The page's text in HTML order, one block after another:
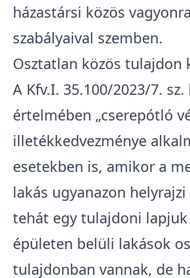
tranzakciókra hivatkozik,
§-át próbáljuk értelmezni,
az adóhatóság több
belüli értékesítéseket
Házastársként ingatlan-
tulajdonos voltam,
kedvezményre?
A Kúria Kfv.V.35.153/
precedensképes ítélete
illetékügyben az
házastársak polgári jogi